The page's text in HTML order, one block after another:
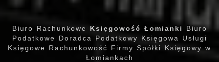
Biuro Rachunkowe Księgowość Łomianki
Biuro
Podatkowe Doradca Podatkowy Księgowa Usługi
Księgowe Rachunkowość Firmy Spółki Księgowy w
Łomiankach